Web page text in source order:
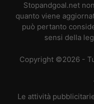
Stopandgoal.net
quanto viene
può pertanto
sensi della
Copyright ©2026 -
Le attività